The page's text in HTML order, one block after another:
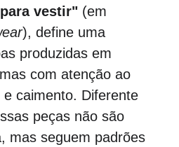
vestir" (em
), define uma
produzidas em
com atenção ao
caimento. Diferente
peças não são
mas seguem padrões